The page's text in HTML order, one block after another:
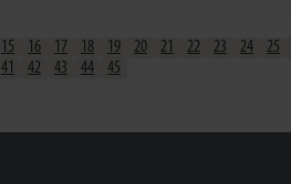
15 16 17 18 19 20 21 22 23 24 25
41 42 43 44 45